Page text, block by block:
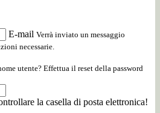
E-mail Verrà inviato un messaggio
necessarie.
utente? Effettua il reset della password
la casella di posta elettronica!